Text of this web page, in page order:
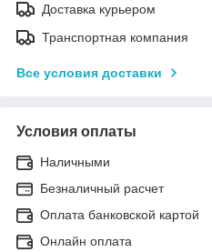
Доставка курьером
Транспортная компания
Все условия доставки
Условия оплаты
Наличными
Безналичный расчет
Оплата банковской картой
Онлайн оплата